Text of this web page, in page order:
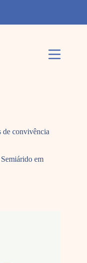
de convivência
em